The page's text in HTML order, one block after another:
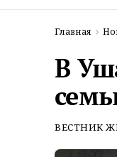
Главная
В
ВЕСТНИК